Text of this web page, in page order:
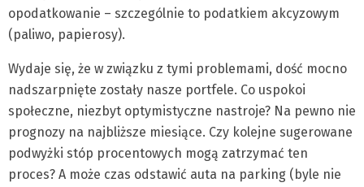
opodatkowanie – szczególnie to podatkiem akcyzowym
(paliwo, papierosy).
Wydaje się, że w związku z tymi problemami, dość mocno
nadszarpnięte zostały nasze portfele. Co uspokoi
społeczne, niezbyt optymistyczne nastroje? Na pewno nie
prognozy na najbliższe miesiące. Czy kolejne sugerowane
podwyżki stóp procentowych mogą zatrzymać ten
proces? A może czas odstawić auta na parking (byle nie